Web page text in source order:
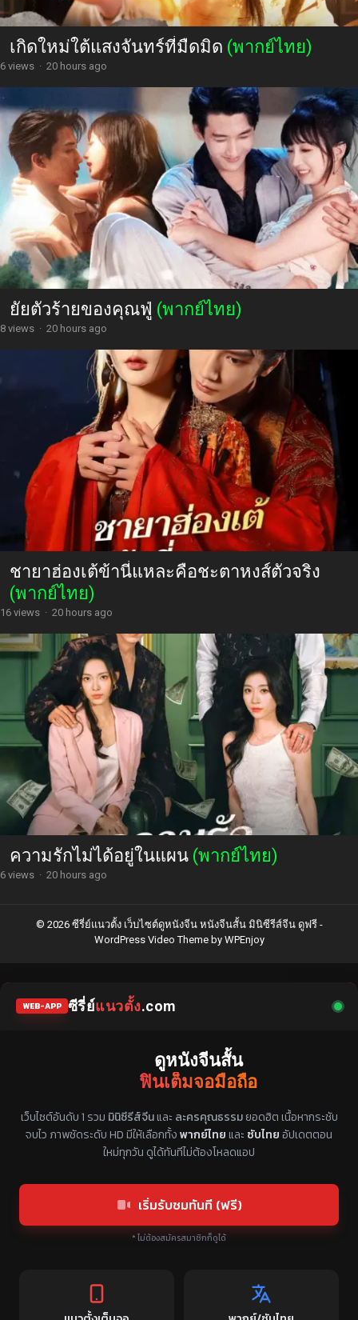
เกิดใหม่ใต้แสงจันทร์ที่มืดมิด (พากย์ไทย)
6 views · 20 hours ago
ยัยตัวร้ายของคุณฟู่ (พากย์ไทย)
8 views · 20 hours ago
ชายาฮ่องเต้ข้านี่แหละคือชะตาหงส์ตัวจริง
(พากย์ไทย)
16 views · 20 hours ago
ความรักไม่ได้อยู่ในแผน (พากย์ไทย)
6 views · 20 hours ago
© 2026 ซีรี่ย์แนวตั้ง เว็บไซต์ดูหนังจีน หนังจีนสั้น มินิซีรีส์จีน ดูฟรี -
WordPress Video Themeby WPEnjoy
WEB-APP ซีรี่ย์แนวตั้ง.com
ดูหนังจีนสั้น
ฟินเต็มจอมือถือ
เว็บไซต์อันดับ 1 รวม มินิซีรีส์จีนและ ละครคุณธรรมยอดฮิต เนื้อหากระชับ
จบไว ภาพชัดระดับ HD มีให้เลือกทั้งพากย์ไทยและ ซับไทยอัปเดตตอน
ใหม่ทุกวัน ดูได้ทันทีไม่ต้องโหลดแอป
เริ่มรับชมทันที (ฟรี)
* ไม่ต้องสมัครสมาชิกก็ดูได้